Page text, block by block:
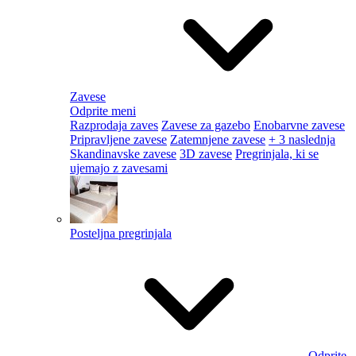
Zavese
Odprite meni
Razprodaja zaves Zavese za gazebo Enobarvne zavese
Pripravljene zavese Zatemnjene zavese + 3 naslednja
Skandinavske zavese 3D zavese Pregrinjala, ki se
ujemajo z zavesami
Posteljna pregrinjala